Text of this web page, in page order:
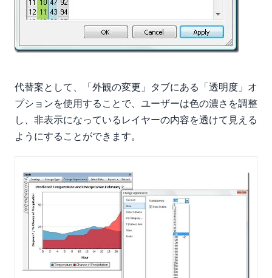
代替案として、「外観の変更」タブにある「透明度」オ
プションを使用することで、ユーザーは色の濃さを調整
し、非表示になっているレイヤーの内容を透けて見える
ようにすることができます。